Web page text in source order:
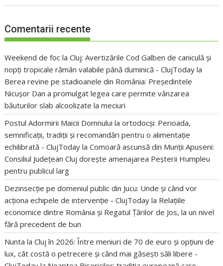
Comentarii recente
Weekend de foc la Cluj: Avertizările Cod Galben de caniculă și
nopți tropicale rămân valabile până duminică - ClujToday la
Berea revine pe stadioanele din România: Președintele
Nicușor Dan a promulgat legea care permite vânzarea
băuturilor slab alcoolizate la meciuri
Postul Adormirii Maicii Domnului la ortodocși: Perioada,
semnificații, tradiții și recomandări pentru o alimentație
echilibrată - ClujToday laComoară ascunsă din Munții Apuseni:
Consiliul Județean Cluj dorește amenajarea Peșterii Humpleu
pentru publicul larg
Dezinsecție pe domeniul public din Jucu: Unde și când vor
acționa echipele de intervenție - ClujToday la Relațiile
economice dintre România și Regatul Țărilor de Jos, la un nivel
fără precedent de bun
Nunta la Cluj în 2026: Între meniuri de 70 de euro și opțiuni de
lux, cât costă o petrecere și când mai găsești săli libere -